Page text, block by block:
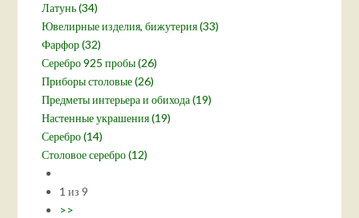
Латунь (34)
Ювелирные изделия, бижутерия (33)
Фарфор (32)
Серебро 925 пробы (26)
Приборы столовые (26)
Предметы интерьера и обихода (19)
Настенные украшения (19)
Серебро (14)
Столовое серебро (12)
1 из 9
>>